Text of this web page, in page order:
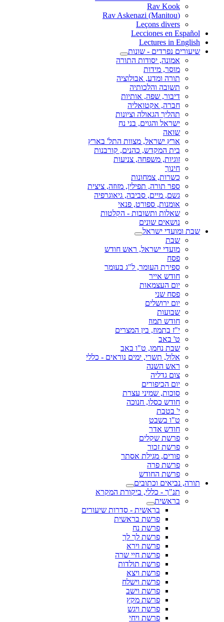
Rav Kook
(Rav Askenazi (Manitou
Leçons divers
Lecciones en Español
Lectures in English
שיעורים נפרדים - שונות
אמונה, יסודות התורה
מוסר, מידות
תורה ומדע, אבולוציה
תשובה והלכותיה
דיבור, שפה, אותיות
חברה, אקטואליה
תהליך הגאולה וציונות
ישראל והגוים, בני נח
שואה
ארץ ישראל, מצוות התל' בארץ
בית המקדש, כהנים, קורבנות
זוגיות, משפחה, צניעות
חינוך
כשרות, צמחונות
ספר תורה, תפילין, מזוזה, ציצית
גשם, מיים, סביבה, גיאוגרפיה
אומנות, ספורט, פנאי
שאלות ותשובות - הקלטות
נושאים שונים
שבת ומועדי ישראל
שבת
מועדי ישראל, ראש חודש
פסח
ספירת העומר, ל"ג בעומר
חודש אייר
יום העצמאות
פסח שני
יום ירושלים
שבועות
חודש תמוז
י"ז בתמוז, בין המצרים
ט' באב
שבת נחמו, ט"ו באב
אלול, תשרי, ימים נוראים - כללי
ראש השנה
צום גדליה
יום הכיפורים
סוכות, שמיני עצרת
חודש כסלו, חנוכה
י' בטבת
ט"ו בשבט
חודש אדר
פרשת שקלים
פרשת זכור
פורים, מגילת אסתר
פרשת פרה
פרשת החודש
תורה, נביאים וכתובים
תנ"ך - כללי, ביקורת המקרא
בראשית
בראשית - סדרות שיעורים
פרשת בראשית
פרשת נח
פרשת לך לך
פרשת וירא
פרשת חיי שרה
פרשת תולדות
פרשת ויצא
פרשת וישלח
פרשת וישב
פרשת מקץ
פרשת ויגש
פרשת ויחי